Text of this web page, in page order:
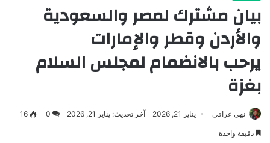
بيان مشترك لمصر والسعودية
والأردن وقطر والإمارات
يرحب بالانضمام لمجلس السلام
بغزة
نهى عراقي يناير 21, 2026 آخر تحديث: يناير 21, 2026 0
16
دقيقة واحدة